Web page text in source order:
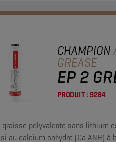
CHAMPION
GREASE
EP 2
PRODUIT : 9284
graisse polyvalente sans lithium
au calcium anhydre (Ca ANH) à